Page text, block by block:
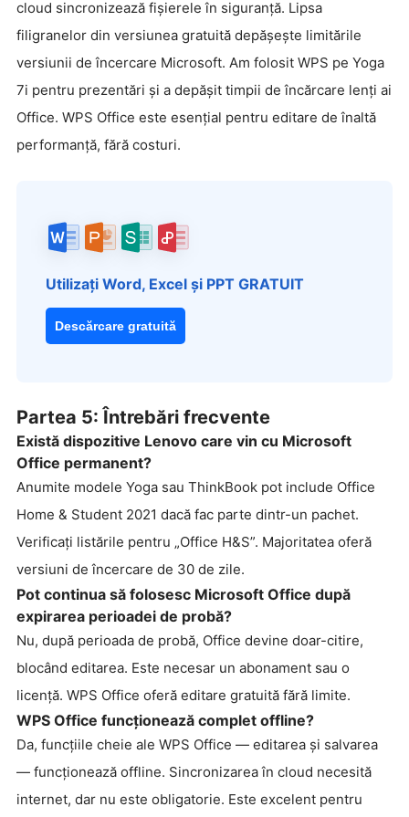
cloud sincronizează fișierele în siguranță. Lipsa
filigranelor din versiunea gratuită depășește limitările
versiunii de încercare Microsoft. Am folosit WPS pe Yoga
7i pentru prezentări și a depășit timpii de încărcare lenți ai
Office. WPS Office este esențial pentru editare de înaltă
performanță, fără costuri.
Utilizați Word, Excel și PPT GRATUIT
Descărcare gratuită
Partea 5: Întrebări frecvente
Există dispozitive Lenovo care vin cu Microsoft
Office permanent?
Anumite modele Yoga sau ThinkBook pot include Office
Home & Student 2021 dacă fac parte dintr-un pachet.
Verificați listările pentru „Office H&S”. Majoritatea oferă
versiuni de încercare de 30 de zile.
Pot continua să folosesc Microsoft Office după
expirarea perioadei de probă?
Nu, după perioada de probă, Office devine doar-citire,
blocând editarea. Este necesar un abonament sau o
licență. WPS Office oferă editare gratuită fără limite.
WPS Office funcționează complet offline?
Da, funcțiile cheie ale WPS Office — editarea și salvarea
— funcționează offline. Sincronizarea în cloud necesită
internet, dar nu este obligatorie. Este excelent pentru